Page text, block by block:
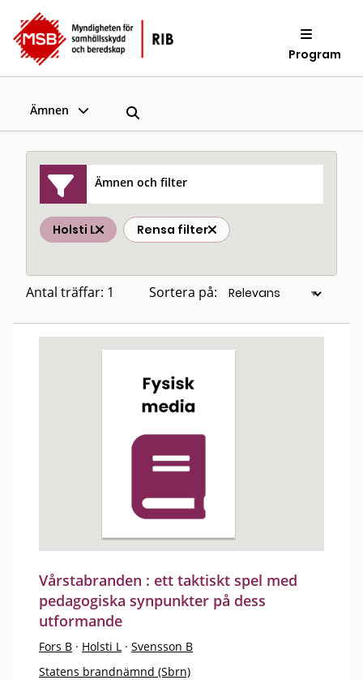
Program
Ämnen
Ämnen och filter
Holsti L Rensa filter
Antal träffar: 1 Sortera på:
Vårstabranden : ett taktiskt spel med
pedagogiska synpunkter på dess
utformande
Fors B · Holsti L · Svensson B
Statens brandnämnd (Sbrn)